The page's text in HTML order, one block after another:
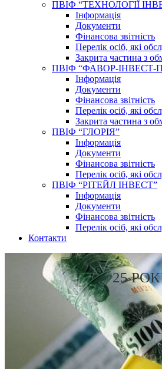
ПВІФ “ТЕХНОЛОГІЇ
Інформація
Документи
Фінансова звітність
Перелік осіб, які
Закрита частина з
ПВІФ “ФАВОР-ІНВЕСТ-
Інформація
Документи
Фінансова звітність
Перелік осіб, які
Закрита частина з
ПВІФ “ГЛОРІЯ”
Інформація
Документи
Фінансова звітність
Перелік осіб, які
ПВІФ “РІТЕЙЛ ІНВЕСТ”
Інформація
Документи
Фінансова звітність
Перелік осіб, які
Контакти
25